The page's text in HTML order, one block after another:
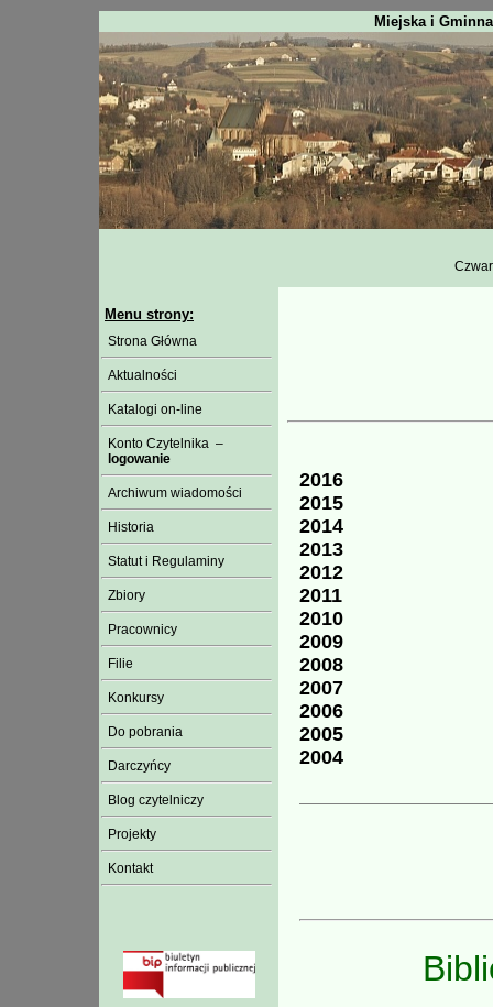
Miejska i
Menu strony:
Strona Główna
Aktualności
Katalogi on-line
Konto Czytelnika –
logowanie
Archiwum wiadomości
Historia
Statut i Regulaminy
Zbiory
Pracownicy
Filie
Konkursy
Do pobrania
Darczyńcy
Blog czytelniczy
Projekty
Kontakt
2016
2015
2014
2013
2012
2011
2010
2009
2008
2007
2006
2005
2004